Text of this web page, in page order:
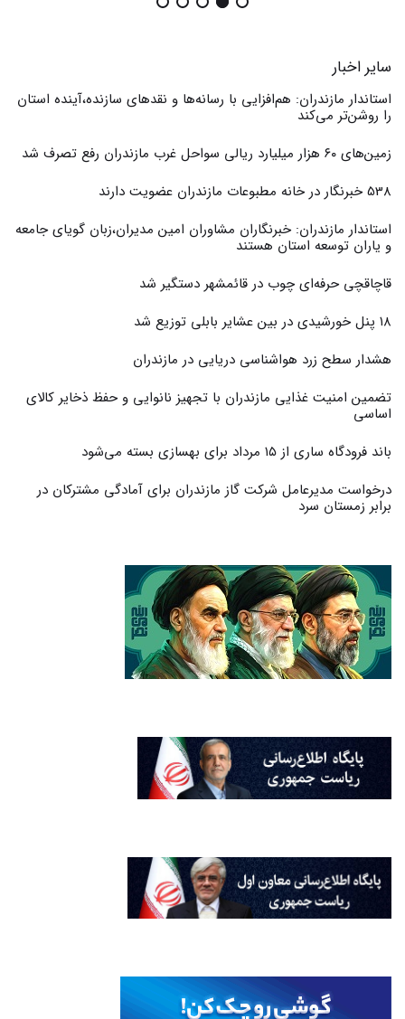
سایر اخبار
استاندار مازندران: هم‌افزایی با رسانه‌ها و نقدهای سازنده،آینده استان
را روشن‌تر می‌کند
زمین‌های ۶۰ هزار میلیارد ریالی سواحل غرب مازندران رفع تصرف شد
538 خبرنگار در خانه مطبوعات مازندران عضویت دارند
استاندار مازندران: خبرنگاران مشاوران امین مدیران،زبان گویای جامعه
و یاران توسعه استان هستند
قاچاقچی حرفه‌ای چوب در قائمشهر دستگیر شد
۱۸ پنل خورشیدی در بین عشایر بابلی توزیع شد
هشدار سطح زرد هواشناسی دریایی در مازندران
تضمین امنیت غذایی مازندران با تجهیز نانوایی و حفظ ذخایر کالای
اساسی
باند فرودگاه ساری از ۱۵ مرداد برای بهسازی بسته می‌شود
درخواست مدیرعامل شرکت گاز مازندران برای آمادگی مشترکان در
برابر زمستان سرد